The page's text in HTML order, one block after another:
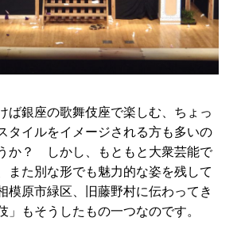
ば銀座の歌舞伎座で楽しむ、ちょっ
タイルをイメージされる方も多いの
か？ しかし、もともと大衆芸能で
また別な形でも魅力的な姿を残して
模原市緑区、旧藤野村に伝わってき
」もそうしたもの一つなのです。